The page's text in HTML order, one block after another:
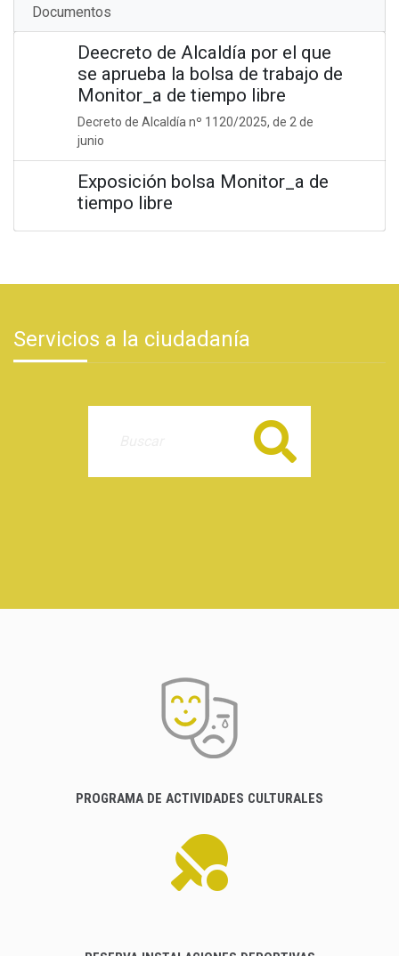
Documentos
Deecreto de Alcaldía por el que
se aprueba la bolsa de trabajo de
Monitor_a de tiempo libre
Decreto de Alcaldía nº 1120/2025, de 2 de
junio
Exposición bolsa Monitor_a de
tiempo libre
Servicios a la ciudadanía
Buscar
PROGRAMA DE ACTIVIDADES CULTURALES